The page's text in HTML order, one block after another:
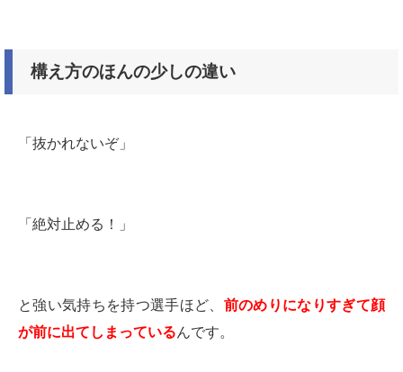
構え方のほんの少しの違い
「抜かれないぞ」
「絶対止める！」
と強い気持ちを持つ選手ほど、 前のめりになりすぎて顔
が前に出てしまっているんです。